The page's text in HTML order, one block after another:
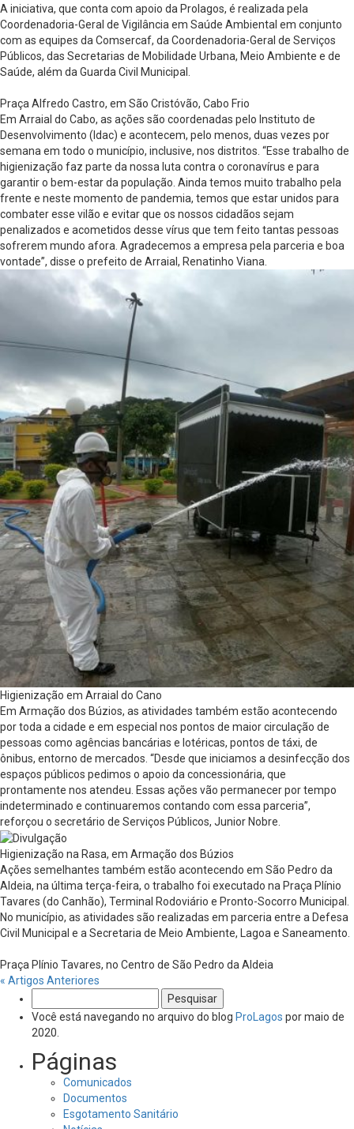
A iniciativa, que conta com apoio da Prolagos, é realizada pela
Coordenadoria-Geral de Vigilância em Saúde Ambiental em conjunto
com as equipes da Comsercaf, da Coordenadoria-Geral de Serviços
Públicos, das Secretarias de Mobilidade Urbana, Meio Ambiente e de
Saúde, além da Guarda Civil Municipal.
Praça Alfredo Castro, em São Cristóvão, Cabo Frio
Em Arraial do Cabo, as ações são coordenadas pelo Instituto de
Desenvolvimento (Idac) e acontecem, pelo menos, duas vezes por
semana em todo o município, inclusive, nos distritos. “Esse trabalho de
higienização faz parte da nossa luta contra o coronavírus e para
garantir o bem-estar da população. Ainda temos muito trabalho pela
frente e neste momento de pandemia, temos que estar unidos para
combater esse vilão e evitar que os nossos cidadãos sejam
penalizados e acometidos desse vírus que tem feito tantas pessoas
sofrerem mundo afora. Agradecemos a empresa pela parceria e boa
vontade”, disse o prefeito de Arraial, Renatinho Viana.
Higienização em Arraial do Cano
Em Armação dos Búzios, as atividades também estão acontecendo
por toda a cidade e em especial nos pontos de maior circulação de
pessoas como agências bancárias e lotéricas, pontos de táxi, de
ônibus, entorno de mercados. “Desde que iniciamos a desinfecção dos
espaços públicos pedimos o apoio da concessionária, que
prontamente nos atendeu. Essas ações vão permanecer por tempo
indeterminado e continuaremos contando com essa parceria”,
reforçou o secretário de Serviços Públicos, Junior Nobre.
Higienização na Rasa, em Armação dos Búzios
Ações semelhantes também estão acontecendo em São Pedro da
Aldeia, na última terça-feira, o trabalho foi executado na Praça Plínio
Tavares (do Canhão), Terminal Rodoviário e Pronto-Socorro Municipal.
No município, as atividades são realizadas em parceria entre a Defesa
Civil Municipal e a Secretaria de Meio Ambiente, Lagoa e Saneamento.
Praça Plínio Tavares, no Centro de São Pedro da Aldeia
« Artigos Anteriores
por:
Você está navegando no arquivo do blog ProLagos por maio de
2020.
Páginas
Comunicados
Documentos
Esgotamento Sanitário